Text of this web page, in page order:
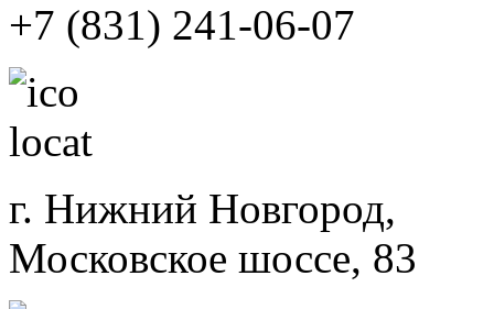
+7 (831) 241-06-07
г. Нижний Новгород,
Московское шоссе, 83